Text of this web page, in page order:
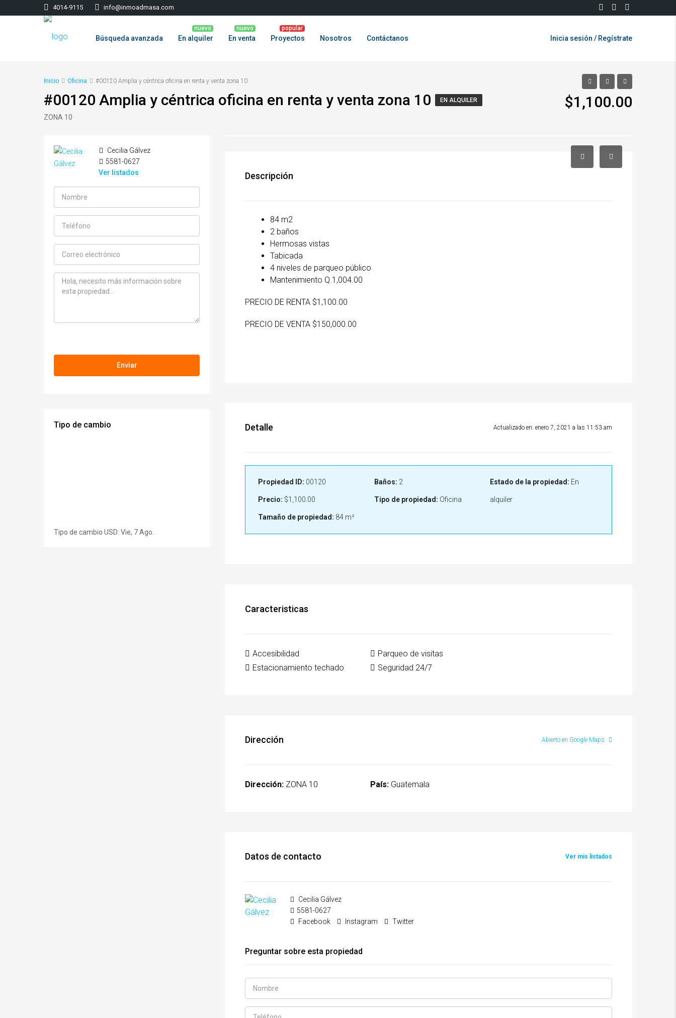
‭4014-9115‬ info@inmoadmasa.com
Búsqueda avanzada En alquiler En venta Proyectos Nosotros Contáctanos Inicia sesión / Regístrate
Inicio Oficina #00120 Amplia y céntrica oficina en renta y venta zona 10
#00120 Amplia y céntrica oficina en renta y venta zona 10 EN ALQUILER
ZONA 10
$1,100.00
Descripción
84 m2
2 baños
Hermosas vistas
Tabicada
4 niveles de parqueo público
Mantenimiento Q.1,004.00
PRECIO DE RENTA $1,100.00
PRECIO DE VENTA $150,000.00
Detalle Actualizado en: enero 7, 2021 a las 11:53 am
Propiedad ID: 00120
Precio: $1,100.00
Tamaño de propiedad: 84 m²
Baños: 2
Tipo de propiedad: Oficina
Estado de la propiedad: En
alquiler
Caracteristicas
Accesibilidad
Estacionamiento techado
Parqueo de visitas
Seguridad 24/7
Dirección Abierto en Google Maps
Dirección: ZONA 10 País:Guatemala
Datos de contacto Ver mis listados
Cecilia Gálvez
5581-0627
Facebook
Instagram Twitter
Preguntar sobre esta propiedad
Cecilia Gálvez
5581-0627
Ver listados
Tipo de cambio
Tipo de cambio USD: Vie, 7 Ago.